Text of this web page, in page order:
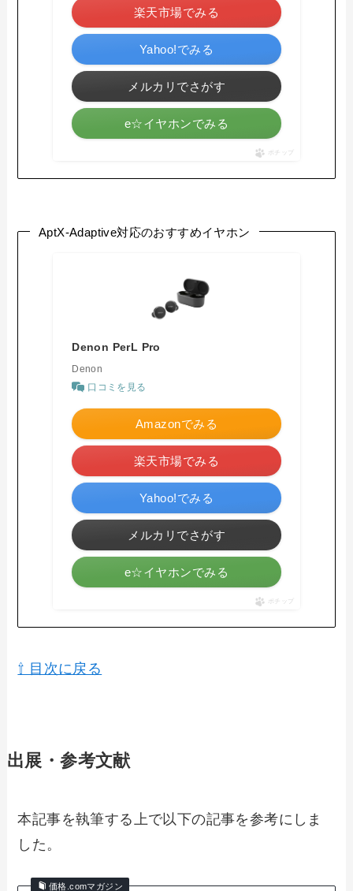
楽天市場でみる
Yahoo!でみる
メルカリでさがす
e☆イヤホンでみる
ポチップ
AptX-Adaptive対応のおすすめイヤホン
Denon PerL Pro
Denon
口コミを見る
Amazonでみる
楽天市場でみる
Yahoo!でみる
メルカリでさがす
e☆イヤホンでみる
ポチップ
⇧ 目次に戻る
出展・参考文献
本記事を執筆する上で以下の記事を参考にしま
した。
価格.comマガジン